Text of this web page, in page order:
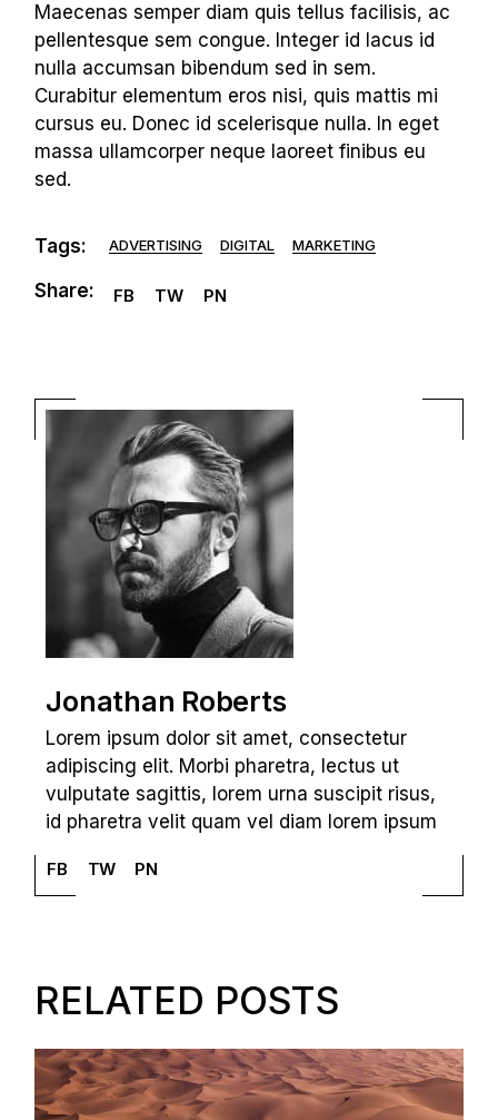
Maecenas semper diam quis tellus facilisis, ac
pellentesque sem congue. Integer id lacus id
nulla accumsan bibendum sed in sem.
Curabitur elementum eros nisi, quis mattis mi
cursus eu. Donec id scelerisque nulla. In eget
massa ullamcorper neque laoreet finibus eu
sed.
Tags: ADVERTISING DIGITAL MARKETING
Share: FB TW PN
Jonathan Roberts
Lorem ipsum dolor sit amet, consectetur
adipiscing elit. Morbi pharetra, lectus ut
vulputate sagittis, lorem urna suscipit risus,
id pharetra velit quam vel diam lorem ipsum
FB TW PN
RELATED POSTS